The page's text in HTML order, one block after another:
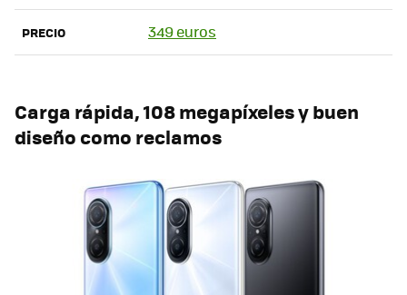
PRECIO 349 euros
Carga rápida, 108 megapíxeles y buen
diseño como reclamos